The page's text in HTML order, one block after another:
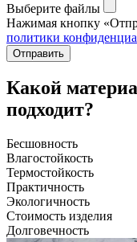
Выберите файлы
Нажимая кнопку
политики
Отправить
Какой
подходит?
Бесшовность
Влагостойкость
Термостойкость
Практичность
Экологичность
Стоимость изделия
Долговечность